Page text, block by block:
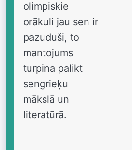
olimpiskie
orākuli jau sen ir
pazuduši, to
mantojums
turpina palikt
sengrieķu
mākslā un
literatūrā.